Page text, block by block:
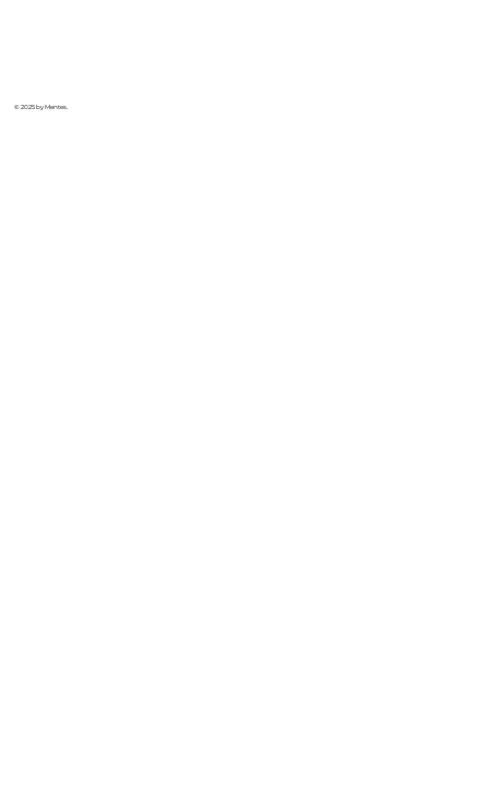
© 2025 by Mentes.